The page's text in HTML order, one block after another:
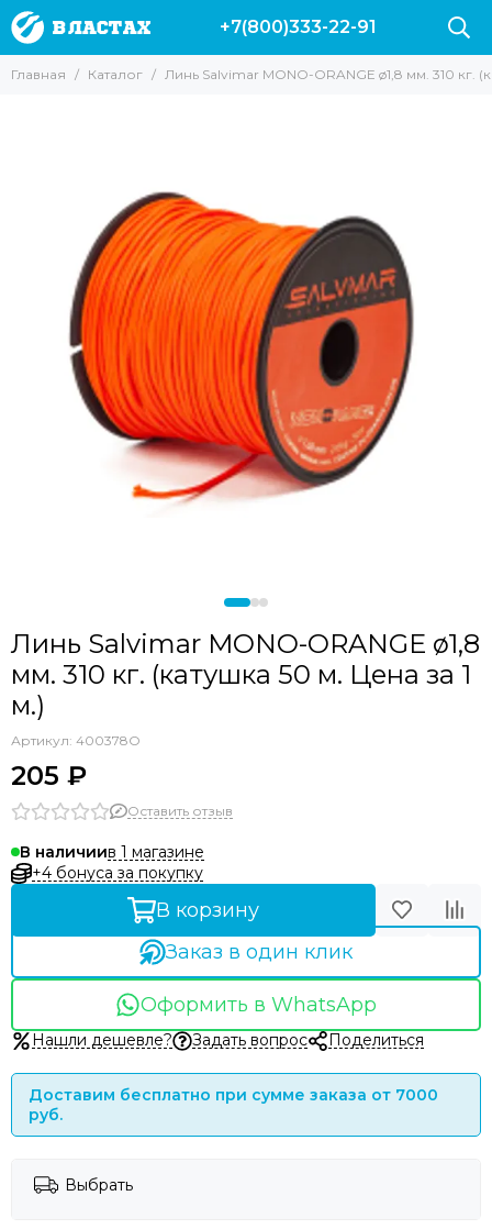
+7(800)333-22-91
Главная Каталог Линь Salvimar MONO-ORANGE ø1,8 мм. 310 кг.
Линь Salvimar MONO-ORANGE ø1,8
мм. 310 кг. (катушка 50 м. Цена за 1
м.)
Артикул: 400378O
205 ₽
Оставить отзыв
В наличиив 1 магазине
+4 бонуса за покупку
В корзину
Заказ в один клик
Оформить в WhatsApp
Нашли дешевле? Задать вопрос Поделиться
Доставим бесплатно при сумме заказа от 7000
руб.
Выбрать